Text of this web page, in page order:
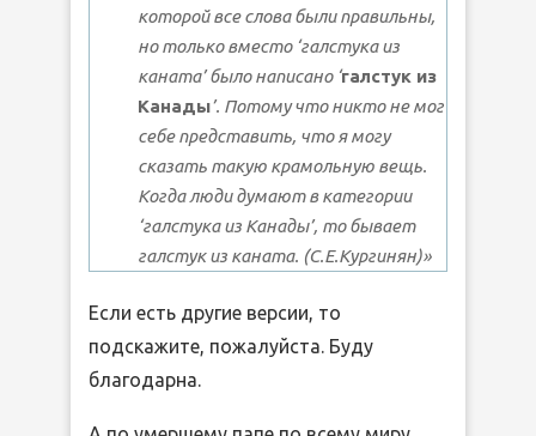
которой все слова были правильны,
но только вместо ‘галстука из
каната’ было написано ‘галстук из
Канады’. Потому что никто не мог
себе представить, что я могу
сказать такую крамольную вещь.
Когда люди думают в категории
‘галстука из Канады’, то бывает
галстук из каната. (С.Е.Кургинян)»
Если есть другие версии, то
подскажите, пожалуйста. Буду
благодарна.